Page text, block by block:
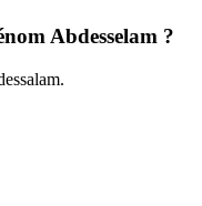
Abdesselam ?